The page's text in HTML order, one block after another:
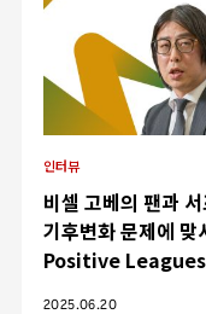
인터뷰
비셀 고베의 팬과
기후변화 문제에
Positive
2025.06.20